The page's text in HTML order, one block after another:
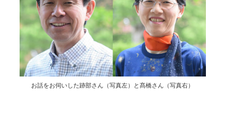
お話をお伺いした跡部さん（写真左）と髙橋さん（写真右）